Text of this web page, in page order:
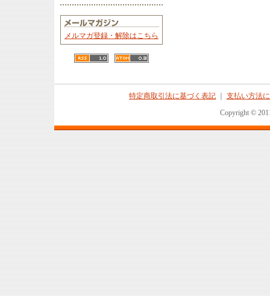
メルマガ登録・解除はこちら
特定商取引法に基づく表記
支払い方法
Copyright ©